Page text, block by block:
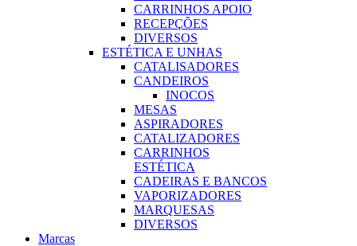
CARRINHOS APOIO
RECEPÇÕES
DIVERSOS
ESTÉTICA E UNHAS
CATALISADORES
CANDEIROS
INOCOS
MESAS
ASPIRADORES
CATALIZADORES
CARRINHOS
ESTÉTICA
CADEIRAS E BANCOS
VAPORIZADORES
MARQUESAS
DIVERSOS
Marcas